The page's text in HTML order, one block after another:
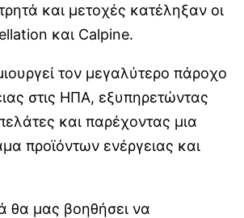
και μετοχές κατέληξαν οι
και Calpine.
τον μεγαλύτερο πάροχο
στις ΗΠΑ, εξυπηρετώντας
και παρέχοντας μια
προϊόντων ενέργειας και
θα μας βοηθήσει να